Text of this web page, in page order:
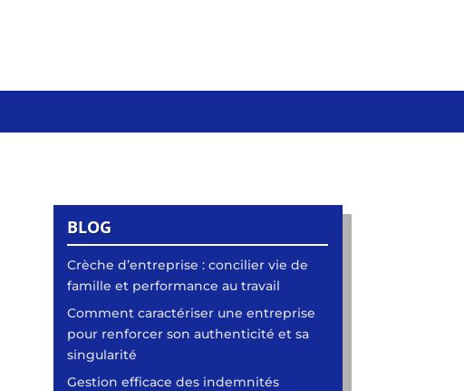
BLOG
Crèche d’entreprise : concilier vie de
famille et performance au travail
Comment caractériser une entreprise
pour renforcer son authenticité et sa
singularité
Gestion efficace des indemnités